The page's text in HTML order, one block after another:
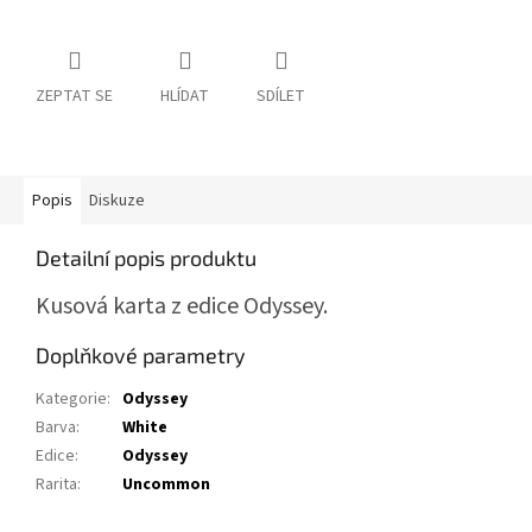
ZEPTAT SE HLÍDAT SDÍLET
Popis Diskuze
Detailní popis produktu
Kusová karta z edice Odyssey.
Doplňkové parametry
Kategorie: Odyssey
Barva:
White
Edice:
Odyssey
Rarita: Uncommon